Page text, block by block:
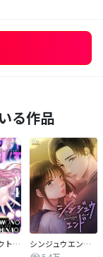
る作品
パーフェクトグリッター
シンジュウエンド【タテヨミ】